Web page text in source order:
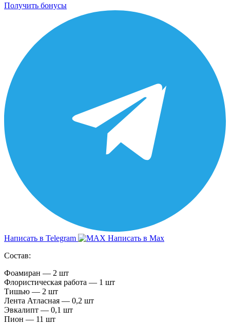
Получить бонусы
Написать в Telegram
Написать в Max
Состав:
Фоамиран — 2 шт
Флористическая работа — 1 шт
Тишью — 2 шт
Лента Атласная — 0,2 шт
Эвкалипт — 0,1 шт
Пион — 11 шт